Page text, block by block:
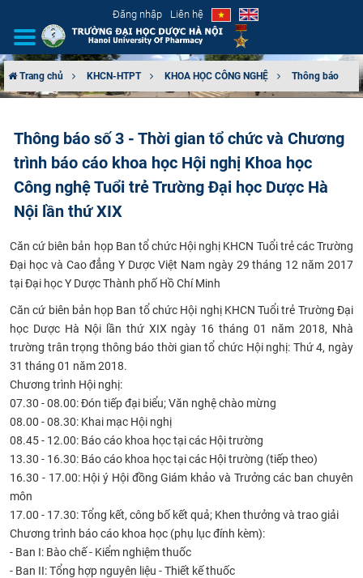
Đăng nhập Liên hệ
CƠ CẤU TỔ CHỨC
TUYỂN SINH
ĐÀO TẠO
ĐẢM BẢO CHẤT LƯỢNG
KHOA HỌC CÔNG NGHỆ
HTQT
CỰU NGƯỜI HỌC
Trang chủ KHCN-HTPT KHOA HỌC CÔNG NGHỆ Thông báo
Thông báo số 3 - Thời gian tổ chức và Chương
trình báo cáo khoa học Hội nghị Khoa học
Công nghệ Tuổi trẻ Trường Đại học Dược Hà
Nội lần thứ XIX
Căn cứ biên bản họp Ban tổ chức Hội nghị KHCN Tuổi trẻcác Trường
Đại học và Cao đẳng Y Dược Việt Nam ngày 29 tháng 12 năm 2017
tại Đại học Y Dược Thành phố Hồ Chí Minh
Căn cứ biên bản họp Ban tổ chức Hội nghị KHCN Tuổi trẻ Trường Đại
học Dược Hà Nội lần thứ XIX ngày 16 tháng 01 năm 2018, Nhà
trường trân trọng thông báo thời gian tổ chức Hội nghị: Thứ 4, ngày
31 tháng 01 năm 2018.
Chương trình Hội nghị:
07.30 - 08.00:Đón tiếp đại biểu; Văn nghệ chào mừng
08.00 - 08.30: Khai mạc Hội nghị
08.45 - 12.00: Báo cáo khoa học tại các Hội trường
13.30 - 16.30: Báo cáo khoa học tại các Hội trường (tiếp theo)
16.30 - 17.00: Hội ý Hội đồng Giám khảo và Trưởng các ban chuyên
môn
17.00 - 17.30:Tổng kết, công bố kết quả; Khen thưởng và trao giải
Chương trình báo cáo khoa học (phụ lục đính kèm):
- Ban I: Bào chế - Kiểm nghiệm thuốc
- Ban II: Tổng hợp nguyên liệu - Thiết kế thuốc